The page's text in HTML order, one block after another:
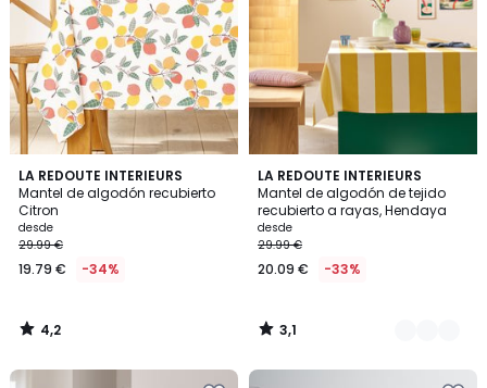
LA REDOUTE INTERIEURS
Mantel de algodón recubierto
Citron
desde
29.99 €
19.79 € -34%
4,2
/ 5
4,2
/
LA REDOUTE INTERIEURS
Mantel de algodón de tejido
recubierto a rayas, Hendaya
desde
29.99 €
20.09 € -33%
3,1
/
5
2
Colores
3,1
/